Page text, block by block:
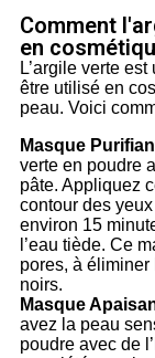
Comment
en
L’argile verte
être utilisé en
peau. Voici
Masque
verte en poudre
pâte. Appliquez
contour des
environ 15
l’eau tiède. Ce
pores, à
noirs.
Masque
avez la peau
poudre avec de